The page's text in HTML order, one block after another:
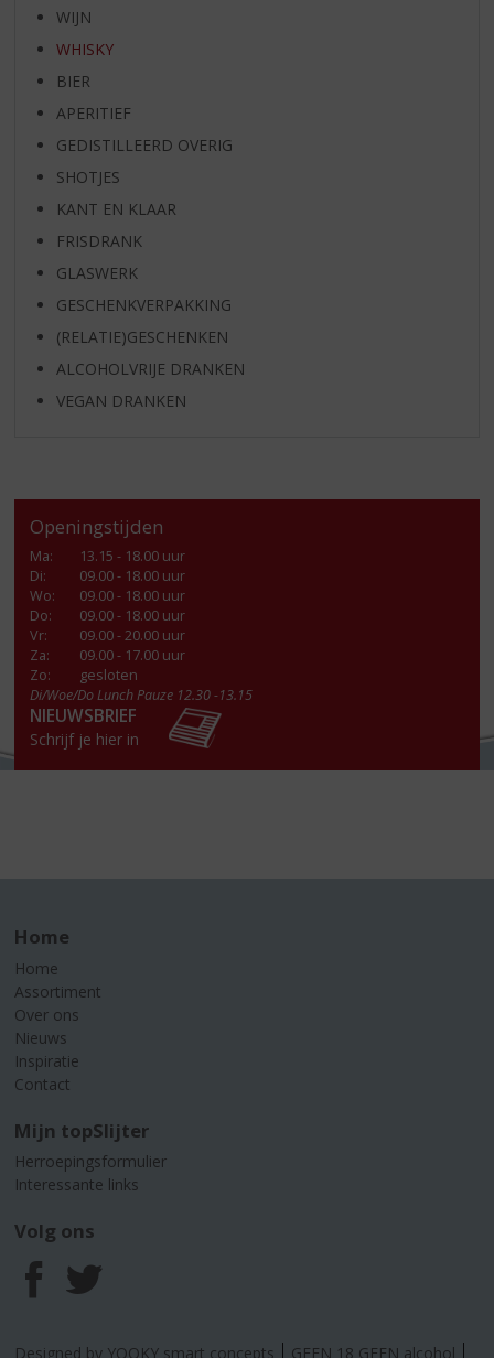
WIJN
WHISKY
BIER
APERITIEF
GEDISTILLEERD OVERIG
SHOTJES
KANT EN KLAAR
FRISDRANK
GLASWERK
GESCHENKVERPAKKING
(RELATIE)GESCHENKEN
ALCOHOLVRIJE DRANKEN
VEGAN DRANKEN
Openingstijden
Ma:
13.15 - 18.00 uur
Di:
09.00 - 18.00 uur
Wo:
09.00 - 18.00 uur
Do:
09.00 - 18.00 uur
Vr:
09.00 - 20.00 uur
Za:
09.00 - 17.00 uur
Zo:
gesloten
Di/Woe/Do Lunch Pauze 12.30 -13.15
NIEUWSBRIEF
Schrijf je hier in
Home
Home
Assortiment
Over ons
Nieuws
Inspiratie
Contact
Mijn topSlijter
Herroepingsformulier
Interessante links
Volg ons
F
a
T
w
Designed by YOOKY smart concepts GEEN 18 GEEN alcohol